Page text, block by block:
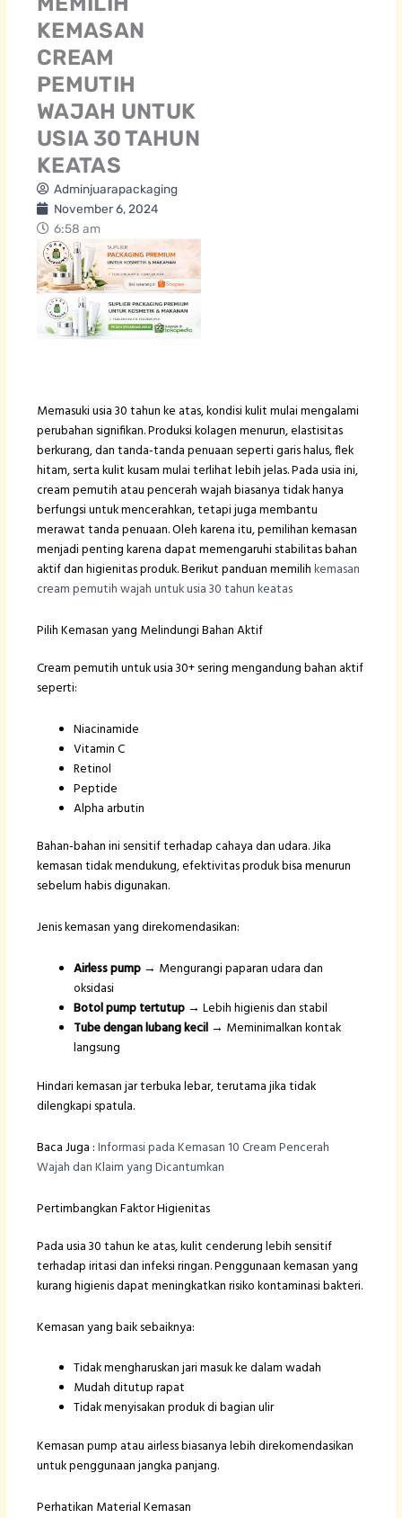
KEMASAN
CREAM
PEMUTIH
WAJAH UNTUK
USIA 30 TAHUN
KEATAS
Adminjuarapackaging
November 6, 2024
6:58 am
Memasuki usia 30 tahun ke atas, kondisi kulit mulai mengalami
perubahan signifikan. Produksi kolagen menurun, elastisitas
berkurang, dan tanda-tanda penuaan seperti garis halus, flek
hitam, serta kulit kusam mulai terlihat lebih jelas. Pada usia ini,
cream pemutih atau pencerah wajah biasanya tidak hanya
berfungsi untuk mencerahkan, tetapi juga membantu
merawat tanda penuaan. Oleh karena itu, pemilihan kemasan
menjadi penting karena dapat memengaruhi stabilitas bahan
aktif dan higienitas produk. Berikut panduan memilihkemasan
cream pemutih wajah untuk usia 30 tahun keatas
Pilih Kemasan yang Melindungi Bahan Aktif
Cream pemutih untuk usia 30+ sering mengandung bahan aktif
seperti:
Niacinamide
Vitamin C
Retinol
Peptide
Alpha arbutin
Bahan-bahan ini sensitif terhadap cahaya dan udara. Jika
kemasan tidak mendukung, efektivitas produk bisa menurun
sebelum habis digunakan.
Jenis kemasan yang direkomendasikan:
Airless pump → Mengurangi paparan udara dan
oksidasi
Botol pump tertutup → Lebih higienis dan stabil
Tube dengan lubang kecil → Meminimalkan kontak
langsung
Hindari kemasan jar terbuka lebar, terutama jika tidak
dilengkapi spatula.
Baca Juga :Informasi pada Kemasan 10 Cream Pencerah
Wajah dan Klaim yang Dicantumkan
Pertimbangkan Faktor Higienitas
Pada usia 30 tahun ke atas, kulit cenderung lebih sensitif
terhadap iritasi dan infeksi ringan. Penggunaan kemasan yang
kurang higienis dapat meningkatkan risiko kontaminasi bakteri.
Kemasan yang baik sebaiknya:
Tidak mengharuskan jari masuk ke dalam wadah
Mudah ditutup rapat
Tidak menyisakan produk di bagian ulir
Kemasan pump atau airless biasanya lebih direkomendasikan
untuk penggunaan jangka panjang.
Perhatikan Material Kemasan